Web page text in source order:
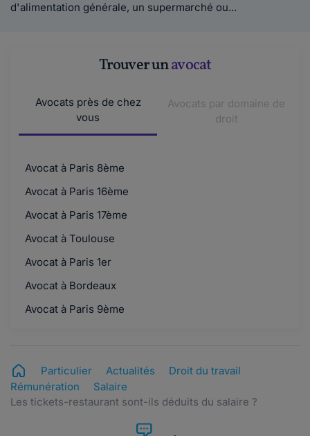
d'alimentation générale, un supermarché ou...
Trouver unavocat
Avocats près de chez
vous
Avocats par domaine de
droit
Avocat à Paris 8ème
Avocat à Paris 16ème
Avocat à Paris 17ème
Avocat à Toulouse
Avocat à Paris 1er
Avocat à Bordeaux
Avocat à Paris 9ème
Particulier Actualités
Droit du travail
Rémunération
Salaire
Les tickets-restaurant sont-ils déduits du salaire ?